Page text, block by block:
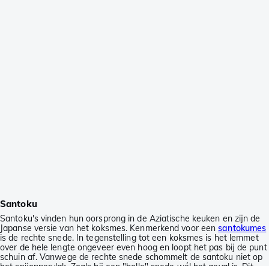
Santoku
Santoku's vinden hun oorsprong in de Aziatische keuken en zijn de
Japanse versie van het koksmes. Kenmerkend voor eensantokumes
is de rechte snede. In tegenstelling tot een koksmes is het lemmet
over de hele lengte ongeveer even hoog en loopt het pas bij de punt
schuin af. Vanwege de rechte snede schommelt de santoku niet op